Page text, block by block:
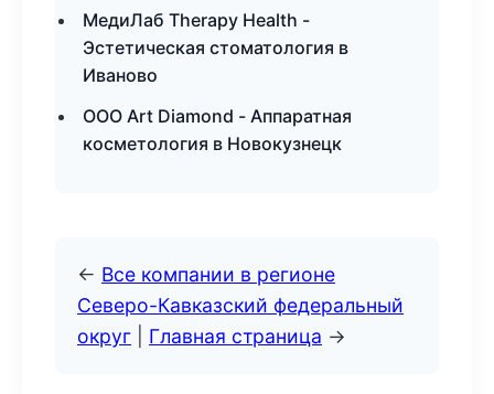
МедиЛаб Therapy Health -
Эстетическая стоматология в
Иваново
ООО Art Diamond - Аппаратная
косметология в Новокузнецк
← Все компании в регионе
Северо-Кавказский федеральный
округ
Главная страница →